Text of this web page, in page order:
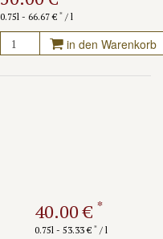
0.75l - 66.67 € */ l
in den Warenkorb
40.00 € *
0.75l - 53.33 € */ l